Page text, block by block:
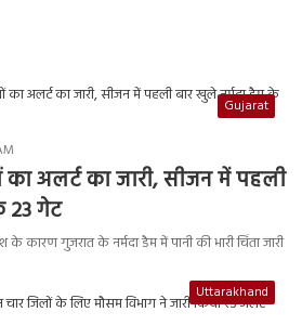
Gujarat
का अलर्ट का जारी, सीजन में पहली
23 गेट
के कारण गुजरात के नर्मदा डैम में पानी की भारी चिंता जारी
Uttarakhand